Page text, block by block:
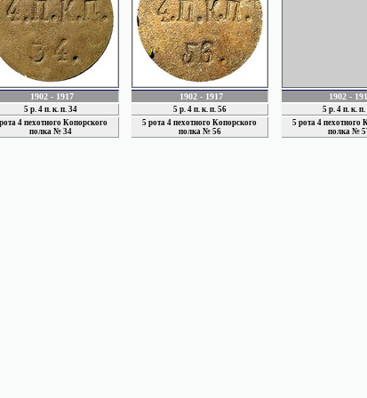
1902 - 1917
5 р. 4 п. к. п. 34
4 пехотного Копорского
полка № 34
1902 - 1917
5 р. 4 п. к. п. 56
5 рота 4 пехотного Копорского
полка № 56
1902 -
5 р. 4 п. к. п.
5 рота 4 пехотного
полка №